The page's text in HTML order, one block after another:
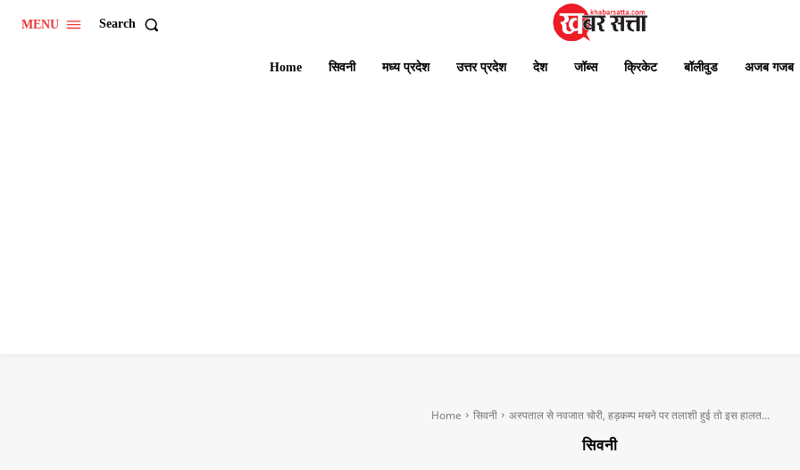
MENU Search
Home सिवनी मध्य प्रदेश उत्तर प्रदेश देश जॉब्स क्रिकेट बॉलीवुड अजब गजब
Home सिवनी अस्पताल से नवजात चोरी, हड़कम्प मचने पर तलाशी हुई तो इस हालत...
सिवनी